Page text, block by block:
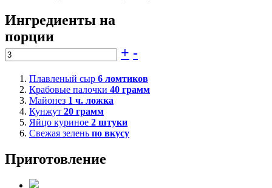
Ингредиенты на
порции
+ -
Плавленый сыр 6 ломтиков
Крабовые палочки 40 грамм
Майонез 1 ч. ложка
Кунжут 20 грамм
Яйцо куриное 2 штуки
Свежая зелень по вкусу
Приготовление